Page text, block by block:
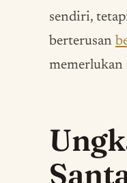
sendiri,
berterusan
memerlukan